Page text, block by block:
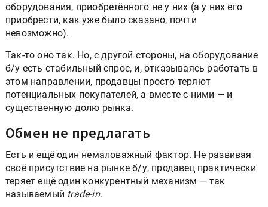
оборудования, приобретённого не у них (а у них его
приобрести, как уже было сказано, почти
невозможно).
Так-то оно так. Но, с другой стороны, на оборудование
б/у есть стабильный спрос, и, отказываясь работать в
этом направлении, продавцы просто теряют
потенциальных покупателей, а вместе с ними — и
существенную долю рынка.
Обмен не предлагать
Есть и ещё один немаловажный фактор. Не развивая
своё присутствие на рынке б/у, продавец практически
теряет ещё один конкурентный механизм — так
называемый trade-in.